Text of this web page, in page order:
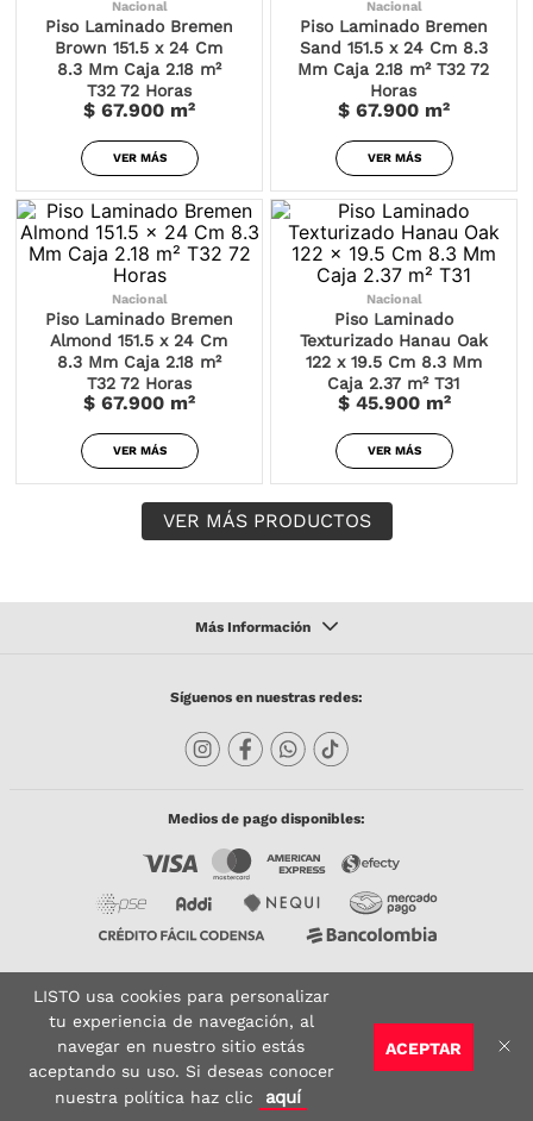
Nacional
Piso Laminado Bremen
Brown 151.5 x 24 Cm
8.3 Mm Caja 2.18 m²
T32 72 Horas
$ 67.900 m²
VER MÁS
Nacional
Piso Laminado Bremen
Sand 151.5 x 24 Cm 8.3
Mm Caja 2.18 m² T32 72
Horas
$ 67.900 m²
VER MÁS
Nacional
Piso Laminado Bremen
Almond 151.5 x 24 Cm
8.3 Mm Caja 2.18 m²
T32 72 Horas
$ 67.900 m²
VER MÁS
Nacional
Piso Laminado
Texturizado Hanau Oak
122 x 19.5 Cm 8.3 Mm
Caja 2.37 m² T31
$ 45.900m²
VER MÁS
Síguenos en nuestras redes:
Medios de pago disponibles:
Copyright © 2023 TODACO S.A.S. Listo Mundo Cerámico. All Rights Reserved. Powered
by
Sitio seguro: Vigilado por: Certificado:
ACEPTAR
LISTO usa cookies para personalizar
tu experiencia de navegación, al
navegar en nuestro sitio estás
aceptando su uso. Si deseas conocer
nuestra política haz clic
aquí